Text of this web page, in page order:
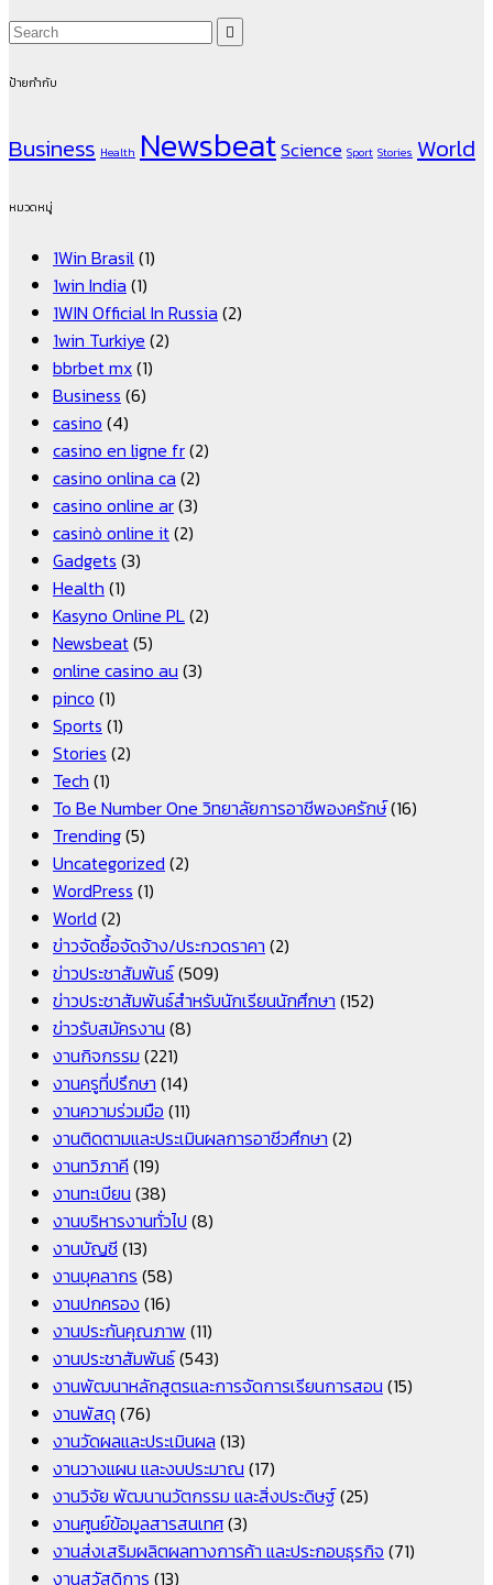
ป้ายกำกับ
Business Health NewsbeatScience Sport Stories World
หมวดหมู่
1Win Brasil(1)
1win India (1)
1WIN Official In Russia (2)
1win Turkiye (2)
bbrbet mx(1)
Business (6)
casino (4)
casino en ligne fr(2)
casino onlina ca (2)
casino online ar(3)
casinò online it(2)
Gadgets (3)
Health (1)
Kasyno Online PL(2)
Newsbeat(5)
online casino au (3)
pinco (1)
Sports (1)
Stories (2)
Tech (1)
To Be Number One วิทยาลัยการอาชีพองครักษ์(16)
Trending(5)
Uncategorized (2)
WordPress (1)
World (2)
ข่าวจัดซื้อจัดจ้าง/ประกวดราคา (2)
ข่าวประชาสัมพันธ์(509)
ข่าวประชาสัมพันธ์สำหรับนักเรียนนักศึกษา (152)
ข่าวรับสมัครงาน (8)
งานกิจกรรม (221)
งานครูที่ปรึกษา (14)
งานความร่วมมือ (11)
งานติดตามและประเมินผลการอาชีวศึกษา (2)
งานทวิภาคี (19)
งานทะเบียน (38)
งานบริหารงานทั่วไป (8)
งานบัญชี(13)
งานบุคลากร (58)
งานปกครอง (16)
งานประกันคุณภาพ (11)
งานประชาสัมพันธ์(543)
งานพัฒนาหลักสูตรและการจัดการเรียนการสอน (15)
งานพัสดุ (76)
งานวัดผลและประเมินผล (13)
งานวางแผน และงบประมาณ (17)
งานวิจัย พัฒนานวัตกรรม และสิ่งประดิษฐ์(25)
งานศูนย์ข้อมูลสารสนเทศ(3)
งานส่งเสริมผลิตผลทางการค้า และประกอบธุรกิจ (71)
งานสวัสดิการ (13)